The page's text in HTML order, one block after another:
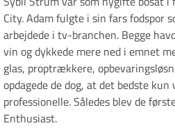
City. Adam fulgte i sin fars fodspor
arbejdede i tv-branchen. Begge
vin og dykkede mere ned i emnet
glas, proptrækkere,
opdagede de dog, at det bedste
professionelle. Således blev de
Enthusiast.